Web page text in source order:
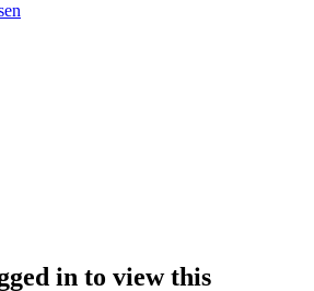
in to view this